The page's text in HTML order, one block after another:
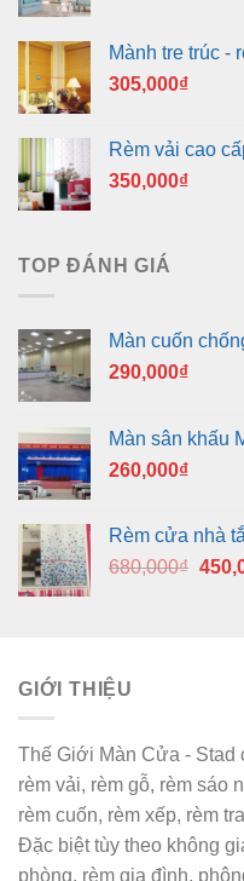
Mành tre trúc -
305,000₫
Rèm vải cao
350,000₫
TOP ĐÁNH GIÁ
Màn cuốn
290,000₫
Màn sân khấu
260,000₫
Rèm cửa nhà
680,000₫ Giá
GIỚI THIỆU
Thế Giới Màn Cửa - Stad
rèm vải, rèm gỗ, rèm sáo
rèm cuốn, rèm xếp, rèm
Đặc biệt tùy theo không
phòng, rèm gia đình,